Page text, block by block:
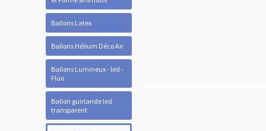
Ballons Latex
Ballons Hélium Déco Air
Ballons Lumineux - led -
Fluo
Ballon guirlande led
transparent